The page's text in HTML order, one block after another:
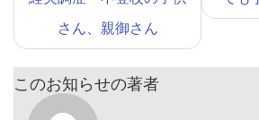
さん、親御さん
このお知らせの著者